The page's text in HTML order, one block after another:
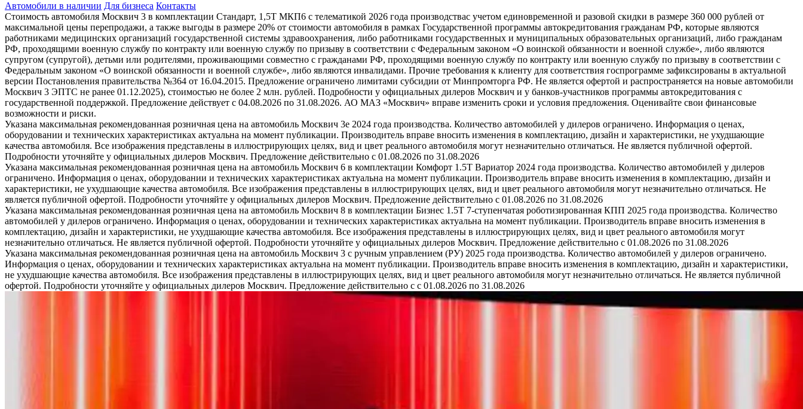
Автомобили в наличии Для бизнеса Контакты
Стоимость автомобиля Москвич 3 в комплектации Стандарт, 1,5Т МКП6 с телематикой 2026 года производствас учетом единовременной и разовой скидки в размере 360 000 рублей от
максимальной цены перепродажи, а также выгоды в размере 20% от стоимости автомобиля в рамках Государственной программы автокредитования гражданам РФ, которые являются
работниками медицинских организаций государственной системы здравоохранения, либо работниками государственных и муниципальных образовательных организаций, либо гражданам
РФ, проходящими военную службу по контракту или военную службу по призыву в соответствии с Федеральным законом «О воинской обязанности и военной службе», либо являются
супругом (супругой), детьми или родителями, проживающими совместно с гражданами РФ, проходящими военную службу по контракту или военную службу по призыву в соответствии с
Федеральным законом «О воинской обязанности и военной службе», либо являются инвалидами. Прочие требования к клиенту для соответствия госпрограмме зафиксированы в актуальной
версии Постановления правительства №364 от 16.04.2015. Предложение ограничено лимитами субсидии от Минпромторга РФ. Не является офертой и распространяется на новые автомобили
Москвич 3 ЭПТС не ранее 01.12.2025), стоимостью не более 2 млн. рублей. Подробности у официальных дилеров Москвич и у банков-участников программы автокредитования с
государственной поддержкой. Предложение действует с 04.08.2026 по 31.08.2026. АО МАЗ «Москвич» вправе изменить сроки и условия предложения. Оценивайте свои финансовые
возможности и риски.
Указана максимальная рекомендованная розничная цена на автомобиль Москвич 3e 2024 года производства. Количество автомобилей у дилеров ограничено. Информация о ценах,
оборудовании и технических характеристиках актуальна на момент публикации. Производитель вправе вносить изменения в комплектацию, дизайн и характеристики, не ухудшающие
качества автомобиля. Все изображения представлены в иллюстрирующих целях, вид и цвет реального автомобиля могут незначительно отличаться. Не является публичной офертой.
Подробности уточняйте у официальных дилеров Москвич. Предложение действительно с 01.08.2026 по 31.08.2026
Указана максимальная рекомендованная розничная цена на автомобиль Москвич 6 в комплектации Комфорт 1.5T Вариатор 2024 года производства. Количество автомобилей у дилеров
ограничено. Информация о ценах, оборудовании и технических характеристиках актуальна на момент публикации. Производитель вправе вносить изменения в комплектацию, дизайн и
характеристики, не ухудшающие качества автомобиля. Все изображения представлены в иллюстрирующих целях, вид и цвет реального автомобиля могут незначительно отличаться. Не
является публичной офертой. Подробности уточняйте у официальных дилеров Москвич. Предложение действительно с 01.08.2026 по 31.08.2026
Указана максимальная рекомендованная розничная цена на автомобиль Москвич 8 в комплектации Бизнес 1.5T 7-ступенчатая роботизированная КПП 2025 года производства. Количество
автомобилей у дилеров ограничено. Информация о ценах, оборудовании и технических характеристиках актуальна на момент публикации. Производитель вправе вносить изменения в
комплектацию, дизайн и характеристики, не ухудшающие качества автомобиля. Все изображения представлены в иллюстрирующих целях, вид и цвет реального автомобиля могут
незначительно отличаться. Не является публичной офертой. Подробности уточняйте у официальных дилеров Москвич. Предложение действительно с 01.08.2026 по 31.08.2026
Указана максимальная рекомендованная розничная цена на автомобиль Москвич 3 с ручным управлением (РУ) 2025 года производства. Количество автомобилей у дилеров ограничено.
Информация о ценах, оборудовании и технических характеристиках актуальна на момент публикации. Производитель вправе вносить изменения в комплектацию, дизайн и характеристики,
не ухудшающие качества автомобиля. Все изображения представлены в иллюстрирующих целях, вид и цвет реального автомобиля могут незначительно отличаться. Не является публичной
офертой. Подробности уточняйте у официальных дилеров Москвич. Предложение действительно с с 01.08.2026 по 31.08.2026